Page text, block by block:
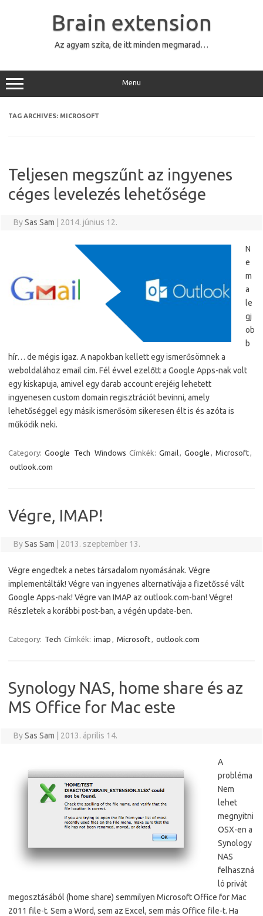
Brain extension
Az agyam szita, de itt minden megmarad…
Menu
TAG ARCHIVES: MICROSOFT
Teljesen megszűnt az ingyenes
céges levelezés lehetősége
BySas Sam 2014. június 12.
N
e
m
a
le
gj
ob
b
hír… de mégis igaz. A napokban kellett egy ismerősömnek a
weboldalához email cím. Fél évvel ezelőtt a Google Apps-nak volt
egy kiskapuja, amivel egy darab account erejéig lehetett
ingyenesen custom domain regisztrációt bevinni, amely
lehetőséggel egy másik ismerősöm sikeresen élt is és azóta is
működik neki.
Category: Google Tech Windows Címkék: Gmail, Google , Microsoft,
outlook.com
Végre, IMAP!
BySas Sam 2013. szeptember 13.
Végre engedtek a netes társadalom nyomásának. Végre
implementálták! Végre van ingyenes alternatívája a fizetőssé vált
Google Apps-nak! Végre van IMAP az outlook.com-ban! Végre!
Részletek a korábbi post-ban, a végén update-ben.
Category: Tech Címkék: imap , Microsoft, outlook.com
Synology NAS, home share és az
MS Office for Mac este
BySas Sam 2013. április 14.
A
probléma
Nem
lehet
megnyitni
OSX-en a
Synology
NAS
felhaszná
ló privát
megosztásából (home share) semmilyen Microsoft Office for Mac
2011 file-t. Sem a Word, sem az Excel, sem más Office file-t. Ha